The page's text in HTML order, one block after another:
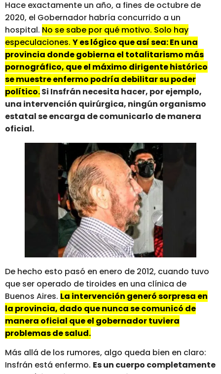
Hace exactamente un año, a fines de octubre de
2020, el Gobernador habría concurrido a un
hospital. No se sabe por qué motivo. Solo hay
especulaciones. Y es lógico que así sea: En una
provincia donde gobierna el totalitarismo más
pornográfico, que el máximo dirigente histórico
se muestre enfermo podría debilitar su poder
político.Si Insfrán necesita hacer, por ejemplo,
una intervención quirúrgica, ningún organismo
estatal se encarga de comunicarlo de manera
oficial.
De hecho esto pasó en enero de 2012, cuando tuvo
que ser operado de tiroides en una clínica de
Buenos Aires. La intervención generó sorpresa en
la provincia, dado que nunca se comunicó de
manera oficial que el gobernador tuviera
problemas de salud.
Más allá de los rumores, algo queda bien en claro:
Insfrán está enfermo. Es un cuerpo completamente